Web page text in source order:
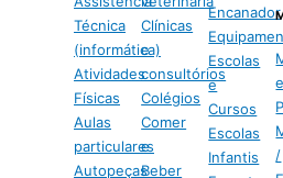
Técnica
(informática)
Atividades
Físicas
Aulas
particulares
Autopeças
Clínicas
e
consultórios
Colégios
Comer
e
Beber
Encanador
Escolas
e
Cursos
Escolas
Infantis
e
/